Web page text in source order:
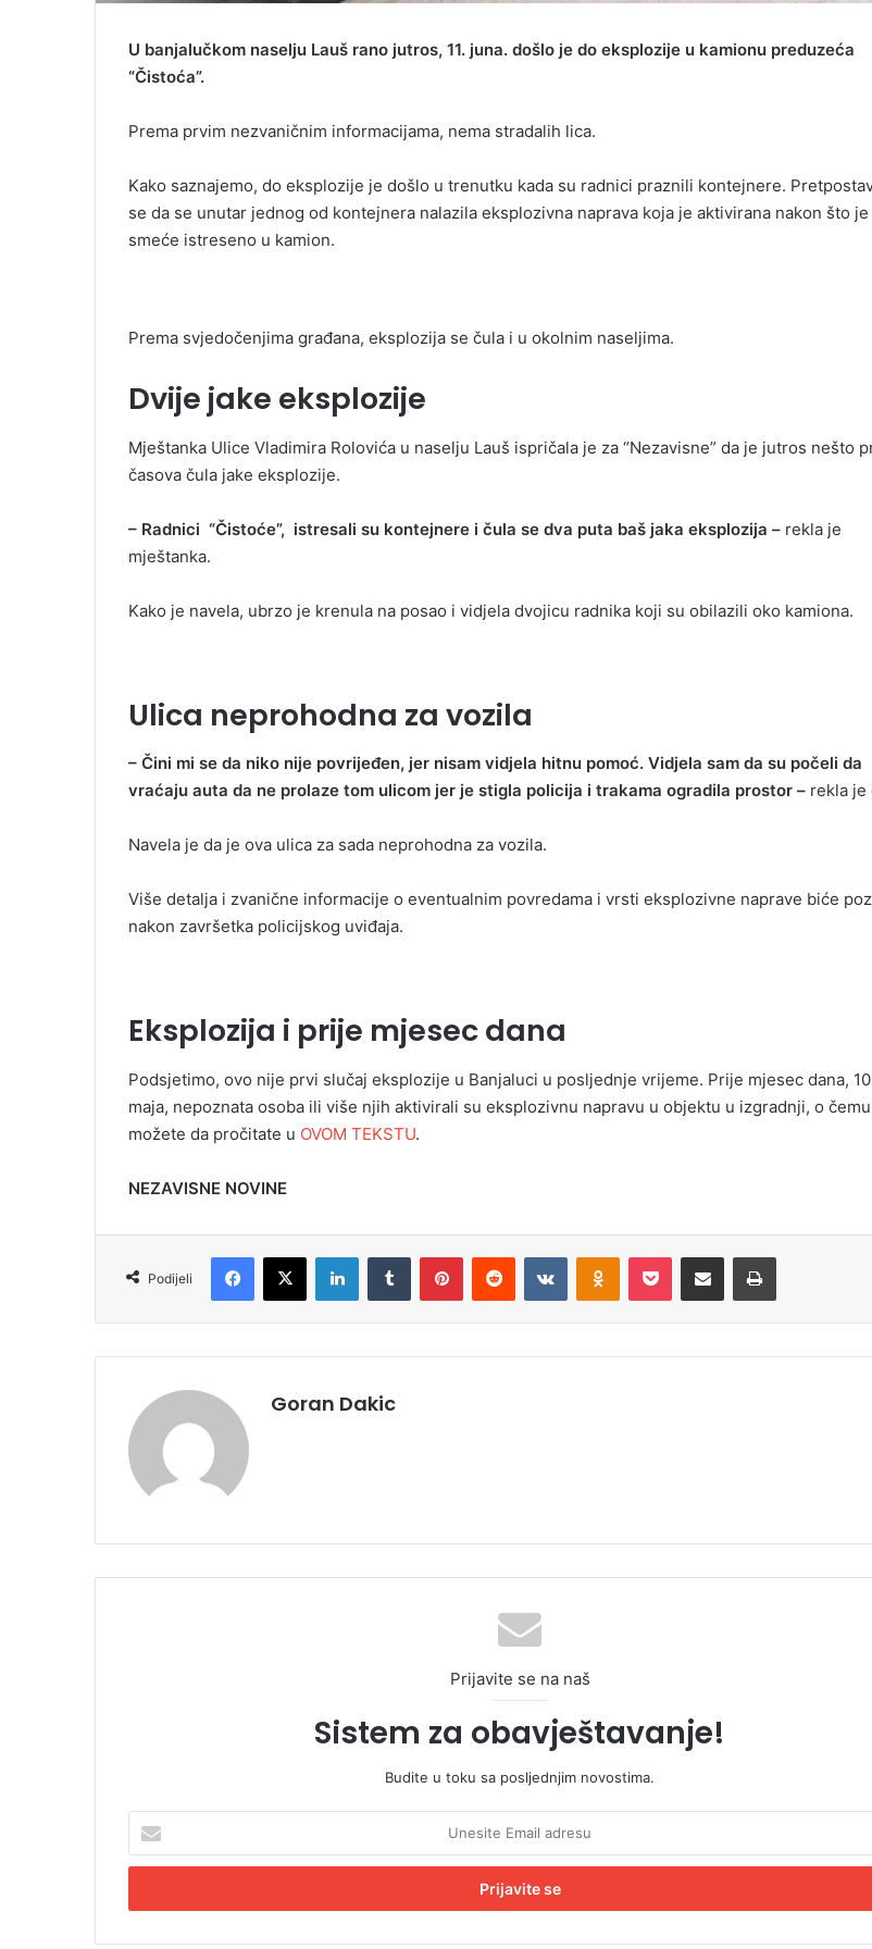
U banjalučkom naselju Lauš rano jutros, 11. juna. došlo je do eksplozije u kamionu preduzeća
“Čistoća”.
Prema prvim nezvaničnim informacijama, nema stradalih lica.
Kako saznajemo, do eksplozije je došlo u trenutku kada su radnici praznili kontejnere.
se da se unutar jednog od kontejnera nalazila eksplozivna naprava koja je aktivirana nakon što je
smeće istreseno u kamion.
Prema svjedočenjima građana, eksplozija se čula i u okolnim naseljima.
Dvije jake eksplozije
Mještanka Ulice Vladimira Rolovića u naselju Lauš ispričala je za “Nezavisne” da je jutros nešto
časova čula jake eksplozije.
– Radnici “Čistoće”, istresali su kontejnere i čula se dva puta baš jaka eksplozija – rekla je
mještanka.
Kako je navela, ubrzo je krenula na posao i vidjela dvojicu radnika koji su obilazili oko kamiona.
Ulica neprohodna za vozila
– Čini mi se da niko nije povrijeđen, jer nisam vidjela hitnu pomoć. Vidjela sam da su počeli da
vraćaju auta da ne prolaze tom ulicom jer je stigla policija i trakama ogradila prostor – rekla je
Navela je da je ova ulica za sada neprohodna za vozila.
Više detalja i zvanične informacije o eventualnim povredama i vrsti eksplozivne naprave biće
nakon završetka policijskog uviđaja.
Eksplozija i prije mjesec dana
Podsjetimo, ovo nije prvi slučaj eksplozije u Banjaluci u posljednje vrijeme. Prije mjesec dana,
maja, nepoznata osoba ili više njih aktivirali su eksplozivnu napravu u objektu u izgradnji, o
možete da pročitate u OVOM TEKSTU.
NEZAVISNE NOVINE
Podijeli
Goran Dakic
Prijavite se na naš
Sistem za obavještavanje!
Budite u toku sa posljednjim novostima.
e
i